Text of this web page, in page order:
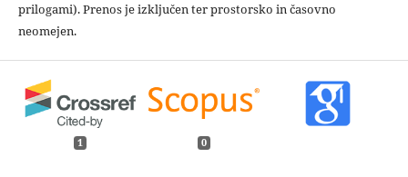
prilogami). Prenos je izključen ter prostorsko in časovno
neomejen.
1 0